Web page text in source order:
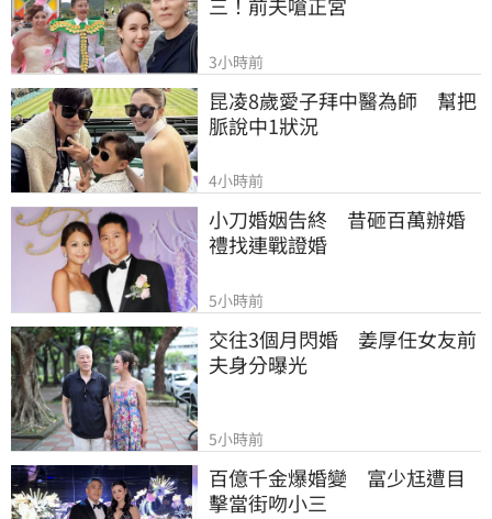
三！前夫嗆正宮
3小時前
昆凌8歲愛子拜中醫為師　幫把
脈說中1狀況
4小時前
小刀婚姻告終　昔砸百萬辦婚
禮找連戰證婚
5小時前
交往3個月閃婚　姜厚任女友前
夫身分曝光
5小時前
百億千金爆婚變　富少尪遭目
擊當街吻小三